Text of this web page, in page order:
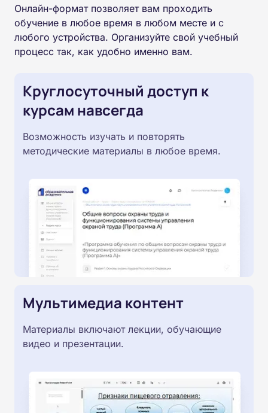
Онлайн-формат позволяет вам проходить
обучение в любое время в любом месте и с
любого устройства. Организуйте свой учебный
процесс так, как удобно именно вам.
Круглосуточный доступ к
курсам навсегда
Возможность изучать и повторять
методические материалы в любое время.
Мультимедиа контент
Материалы включают лекции, обучающие
видео и презентации.